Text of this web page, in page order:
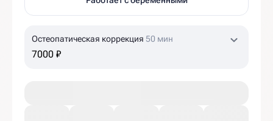
Остеопатическая коррекция 50 мин
7000 ₽